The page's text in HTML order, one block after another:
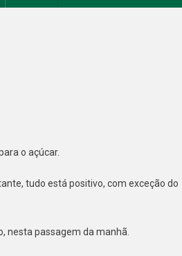
o açúcar.
tudo está positivo, com exceção do
nesta passagem da manhã.